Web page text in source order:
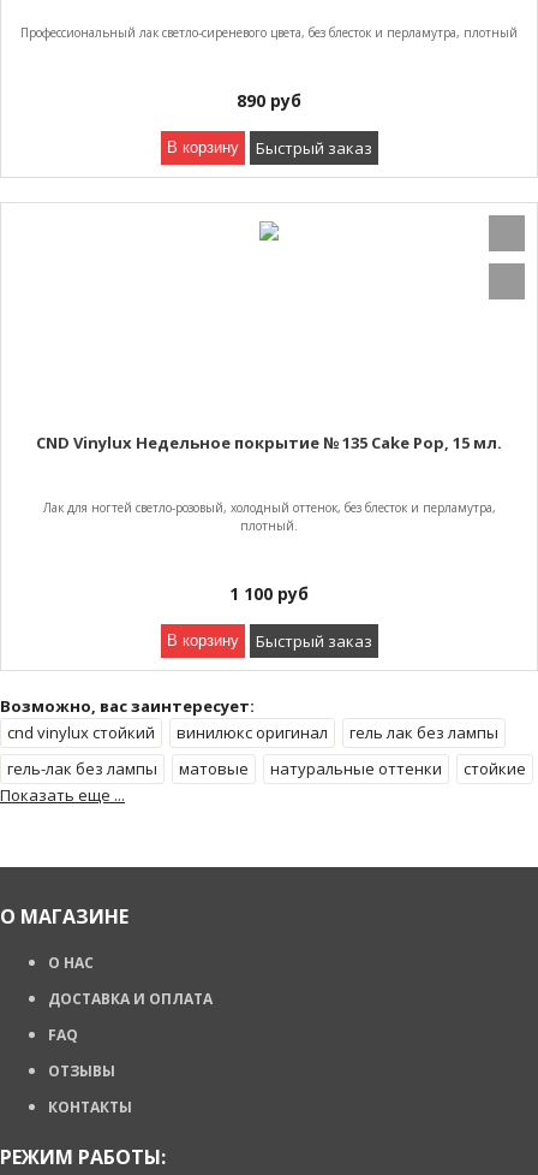
Профессиональный лак светло-сиреневого цвета, без блесток и перламутра, плотный
890 руб
В корзину Быстрый заказ
CND Vinylux Недельное покрытие № 135 Cake Pop, 15 мл.
Лак для ногтей светло-розовый, холодный оттенок, без блесток и перламутра,
плотный.
1 100 руб
В корзину Быстрый заказ
Возможно, вас заинтересует:
Показать еще ...
cnd vinylux стойкий винилюкс оригинал
гель лак без лампы
гель-лак без лампы
матовые натуральные оттенки
стойкие
стойкий обычный лак
О МАГАЗИНЕ
О НАС
ДОСТАВКА И ОПЛАТА
FAQ
ОТЗЫВЫ
КОНТАКТЫ
РЕЖИМ РАБОТЫ: